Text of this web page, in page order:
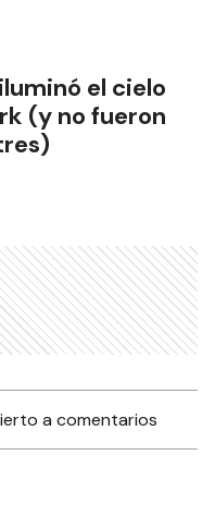
el cielo
(y no fueron
a comentarios